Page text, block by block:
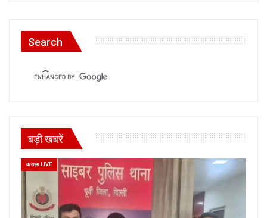
Search
बड़ी खबरें
क्राइम LIVE